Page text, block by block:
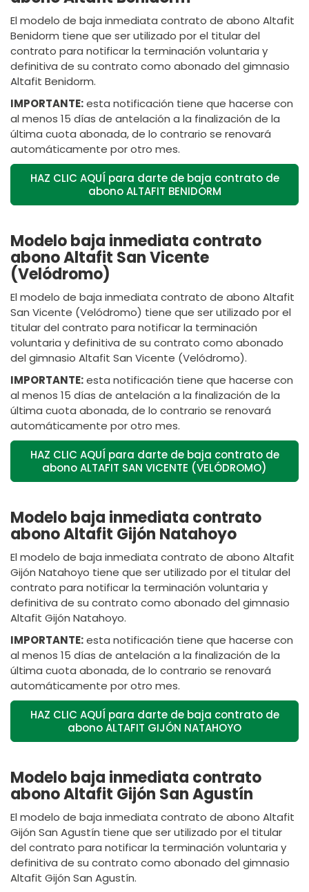
El modelo de baja inmediata contrato de abono Altafit
Benidorm tiene que ser utilizado por el titular del
contrato para notificar la terminación voluntaria y
definitiva de su contrato como abonado del gimnasio
Altafit Benidorm.
IMPORTANTE:esta notificación tiene que hacerse con
al menos 15 días de antelación a la finalización de la
última cuota abonada, de lo contrario se renovará
automáticamente por otro mes.
HAZ CLIC AQUÍ para darte de baja contrato de
abono ALTAFIT BENIDORM
Modelo baja inmediata contrato
abono Altafit San Vicente
(Velódromo)
El modelo de baja inmediata contrato de abono Altafit
San Vicente (Velódromo) tiene que ser utilizado por el
titular del contrato para notificar la terminación
voluntaria y definitiva de su contrato como abonado
del gimnasio Altafit San Vicente (Velódromo).
IMPORTANTE:esta notificación tiene que hacerse con
al menos 15 días de antelación a la finalización de la
última cuota abonada, de lo contrario se renovará
automáticamente por otro mes.
HAZ CLIC AQUÍ para darte de baja contrato de
abono ALTAFIT SAN VICENTE (VELÓDROMO)
Modelo baja inmediata contrato
abono Altafit Gijón Natahoyo
El modelo de baja inmediata contrato de abono Altafit
Gijón Natahoyo tiene que ser utilizado por el titular del
contrato para notificar la terminación voluntaria y
definitiva de su contrato como abonado del gimnasio
Altafit Gijón Natahoyo.
IMPORTANTE:esta notificación tiene que hacerse con
al menos 15 días de antelación a la finalización de la
última cuota abonada, de lo contrario se renovará
automáticamente por otro mes.
HAZ CLIC AQUÍ para darte de baja contrato de
abono ALTAFIT GIJÓN NATAHOYO
Modelo baja inmediata contrato
abono Altafit Gijón San Agustín
El modelo de baja inmediata contrato de abono Altafit
Gijón San Agustín tiene que ser utilizado por el titular
del contrato para notificar la terminación voluntaria y
definitiva de su contrato como abonado del gimnasio
Altafit Gijón San Agustín.